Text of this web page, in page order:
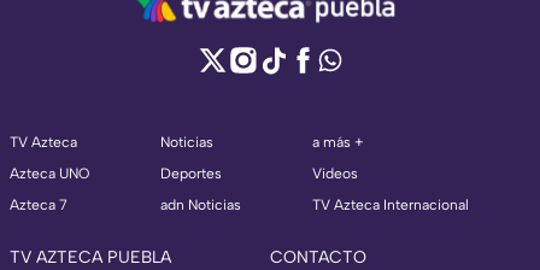
TV Azteca
Azteca UNO
Azteca 7
Noticias
Deportes
adn Noticias
a más +
Videos
TV Azteca Internacional
TV AZTECA PUEBLA CONTACTO